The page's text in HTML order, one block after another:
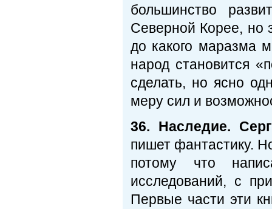
большинство
Северной Корее, но
до какого маразма
народ становится
сделать, но ясно
меру сил и
36. Наследие.
пишет фантастику.
потому что
исследований, с
Первые части эти